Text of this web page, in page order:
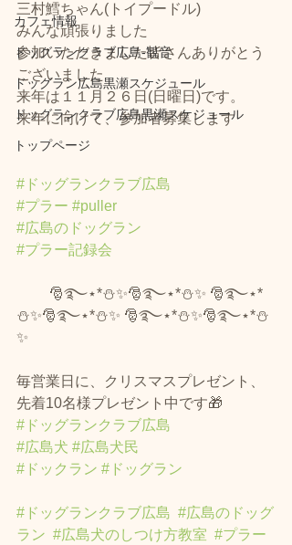
カフェ情報
ドッグランクラブ広島‐観音
ドッグラン広島黒瀬スケジュール
ドッグランクラブ広島黒瀬スケジュール
トップページ
三村鱈ちゃん(トイプードル)
みんな頑張りました
参加いただきました皆さんありがとう
ございました
来年は１１月２６日(日曜日)です。
来年に向けて、参加者募集します
#ドッグランクラブ広島
#プラー #puller
#広島のドッグラン
#プラー記録会
🎅࿐⋆*⛄️✨🎅࿐⋆*⛄️✨ 🎅࿐⋆*
⛄️✨🎅࿐⋆*⛄️✨ 🎅࿐⋆*⛄️✨🎅࿐⋆*⛄️
✨
毎営業日に、クリスマスプレゼント、
先着10名様プレゼント中です🎁
#ドッグランクラブ広島
#広島犬 #広島犬民
#ドックラン #ドッグラン
#ドッグランクラブ広島 #広島のドッグ
ラン #広島犬のしつけ方教室 #プラー